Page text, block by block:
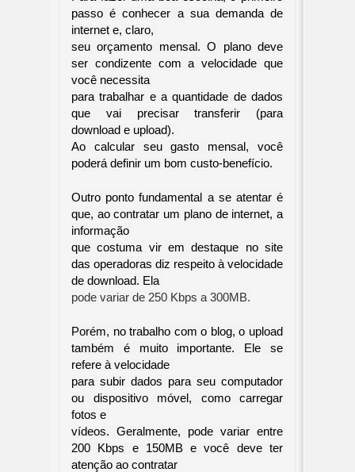
passo é conhecer a sua demanda de
internet e, claro,
seu orçamento mensal. O plano deve
ser condizente com a velocidade que
você necessita
para trabalhar e a quantidade de dados
que vai precisar transferir (para
download e upload).
Ao calcular seu gasto mensal, você
poderá definir um bom custo-benefício.
Outro ponto fundamental a se atentar é
que, ao contratar um plano de internet, a
informação
que costuma vir em destaque no site
das operadoras diz respeito à velocidade
pode variar de 250 Kbps a 300MB.
Porém, no trabalho com o blog, o upload
também é muito importante. Ele se
refere à velocidade
para subir dados para seu computador
ou dispositivo móvel, como carregar
fotos e
vídeos. Geralmente, pode variar entre
200 Kbps e 150MB e você deve ter
atenção ao contratar